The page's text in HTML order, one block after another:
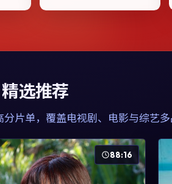
精选推荐
分片单，覆盖电视剧、电影与综艺
88:16